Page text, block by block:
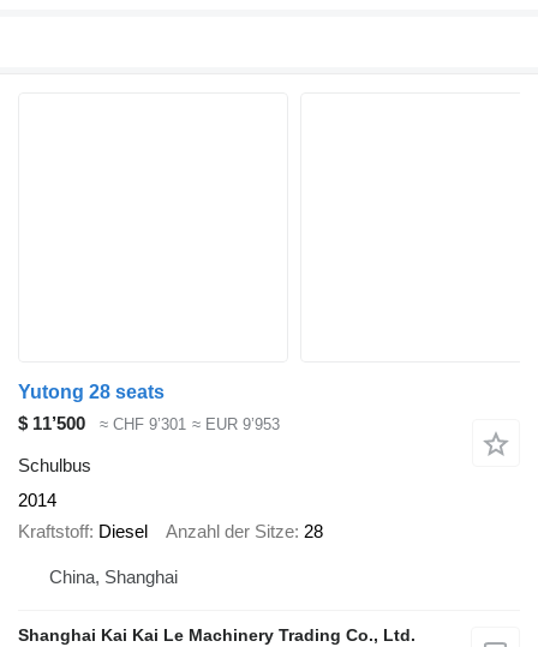
Yutong 28 seats
$ 11’500
≈ CHF 9’301 ≈ EUR 9’953
Schulbus
2014
Kraftstoff Diesel Anzahl der Sitze 28
China, Shanghai
Shanghai Kai Kai Le Machinery Trading Co., Ltd.